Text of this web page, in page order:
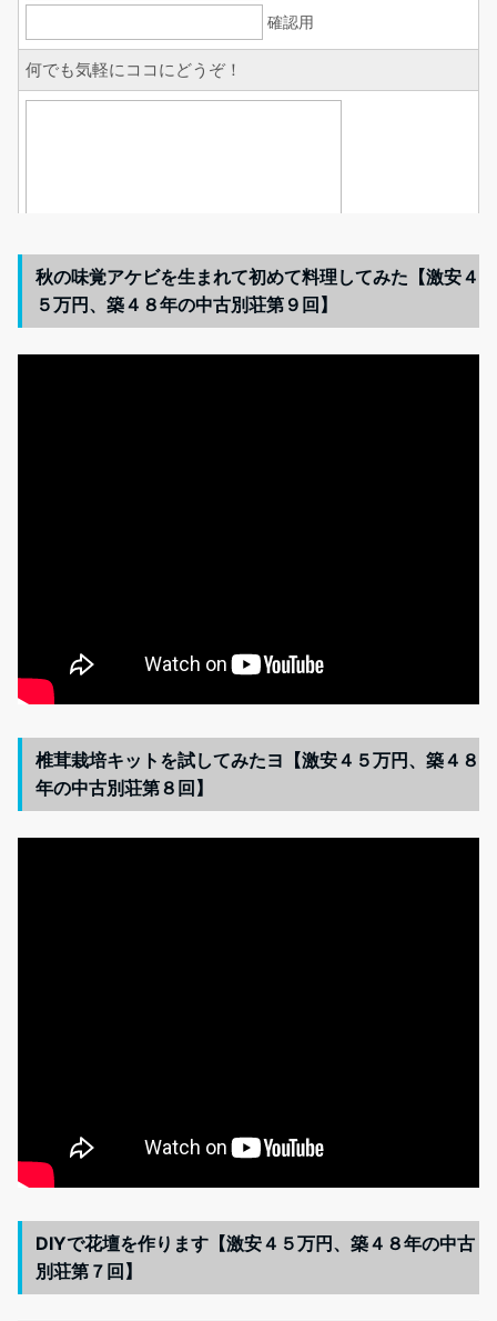
秋の味覚アケビを生まれて初めて料理してみた【激安４
５万円、築４８年の中古別荘第９回】
椎茸栽培キットを試してみたヨ【激安４５万円、築４８
年の中古別荘第８回】
DIYで花壇を作ります【激安４５万円、築４８年の中古
別荘第７回】